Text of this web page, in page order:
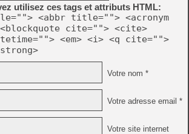
utilisez ces tags et attributs HTML:
<abbr title=""> <acronym
cite=""> <cite>
<em> <i> <q cite="">
Votre nom *
Votre adresse email *
Votre site internet